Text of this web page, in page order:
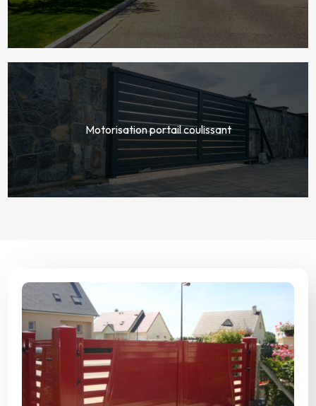
Motorisation portail coulissant